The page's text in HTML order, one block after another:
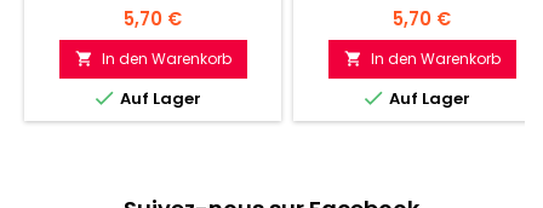
Preis
5,70 €
 In den Warenkorb
 Auf Lager
Preis
5,70 €
 In den Warenkorb
 Auf Lager